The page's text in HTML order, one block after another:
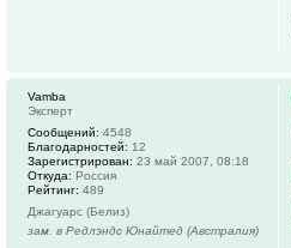
Vamba
Эксперт
Сообщений: 4548
Благодарностей: 12
Зарегистрирован: 23 май 2007, 08:18
Откуда: Россия
Рейтинг: 489
Джагуарс (Белиз)
зам. в Редлэндс Юнайтед (Австралия)